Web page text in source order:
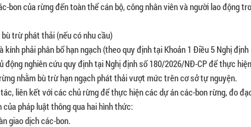
bon của rừng đến toàn thể cán bộ, công nhân viên và người lao động
trừ phát thải (nếu có nhu cầu)
phải phân bổ hạn ngạch (theo quy định tại Khoản 1 Điều 5 Nghị định
nghiên cứu quy định tại Nghị định số 180/2026/NĐ-CP để thực hiện
nhằm bù trừ hạn ngạch phát thải vượt mức trên cơ sở tự nguyện.
liên kết với các chủ rừng để thực hiện các dự án các-bon rừng, đo
pháp luật thông qua hai hình thức:
giao dịch các-bon.